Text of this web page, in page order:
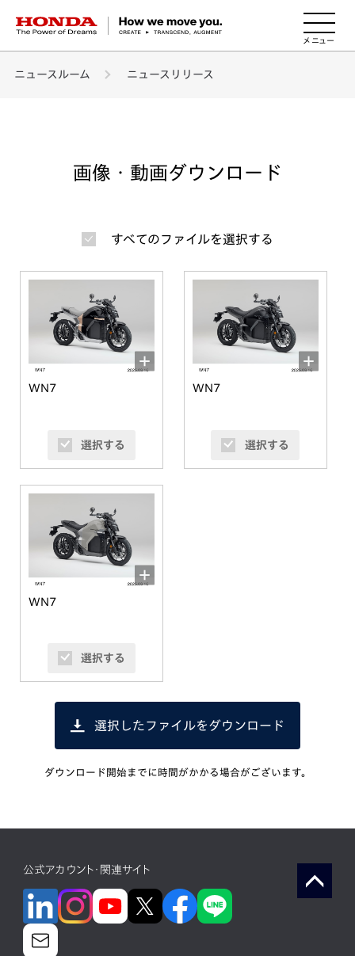
HONDA The Power of Dreams
ニュースルーム ニュースリリース
画像・動画ダウンロード
すべてのファイルを選択する
WN7
選択する
WN7
選択する
WN7
選択する
選択したファイルをダウンロード
ダウンロード開始までに時間がかかる場合がございます。
公式アカウント・関連サイト